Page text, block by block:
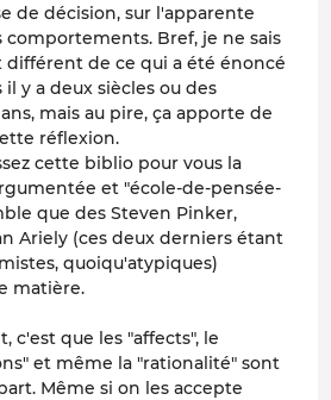
de décision, sur l'apparente
Bref, je ne sais
différent de ce qui a été énoncé
y a deux siècles ou des
mais au pire, ça apporte de
réflexion.
cette biblio pour vous la
et "école-de-pensée-
que des Steven Pinker,
Ariely (ces deux derniers étant
quoiqu'atypiques)
matière.
c'est que les "affects", le
et même la "rationalité" sont
Même si on les accepte